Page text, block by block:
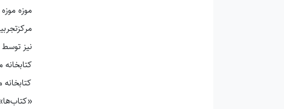
موزه
نیز
«کتاب‌ها» و